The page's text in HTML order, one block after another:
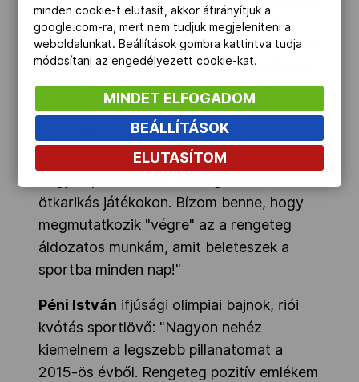
a világranglistán az előkelő 2. hellyel
fejeztem be. A jövő pedig... 2016 az utolsó
köröket jelenti a kvótaszerzésben! Bízom
benne, minél hamarabb leteszem a
védjegyem. Természetesen érdekes, hogy
úgy vélem, a kvótáért való harc a
legnehezebb, azután a kijáró jutalom,
ötkarikás játékokon. Bízom benne, hogy
megmutatkozik "végre" az a rengeteg
áldozatos munkám, amit beleteszek a
sportba minden nap!"
Péni István ifjúsági olimpiai bajnok, riói
kvótás sportlövő: "Nagyon nehéz
kiemelnem a legszebb pillanatomat a
2015-ös évből. Rengeteg pozitív emlékem
minden cookie-t elutasít, akkor átirányítjuk a
google.com-ra, mert nem tudjuk megjeleníteni a
weboldalunkat. Beállítások gombra kattintva tudja
módosítani az engedélyezett cookie-kat.
MINDET ELFOGADOM
BEÁLLÍTÁSOK
ELUTASÍTOM